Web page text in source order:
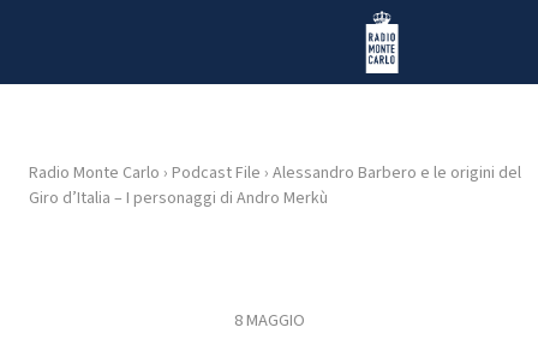
Radio Monte Carlo
HOME
Radio Monte Carlo › Podcast File › Alessandro Barbero e le origini del
Giro d’Italia – I personaggi di Andro Merkù
8 MAGGIO